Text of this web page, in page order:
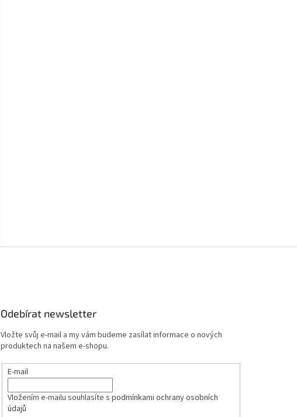
Odebírat newsletter
Vložte svůj e-mail a my vám budeme zasílat informace o nových
produktech na našem e-shopu.
E-mail
Vložením e-mailu souhlasíte s podmínkami ochrany osobních
údajů